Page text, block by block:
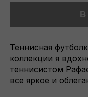
В
Теннисная
коллекции я
теннисистом
все яркое и